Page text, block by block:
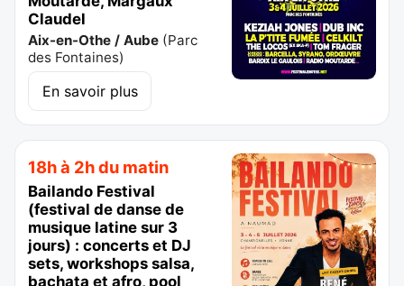
Claudel
Aix-en-Othe / Aube (Parc
des Fontaines)
En savoir plus
18h à 2h du matin
Bailando Festival
(festival de danse de
musique latine sur 3
jours) : concerts et DJ
sets, workshops salsa,
bachata et afro, pool